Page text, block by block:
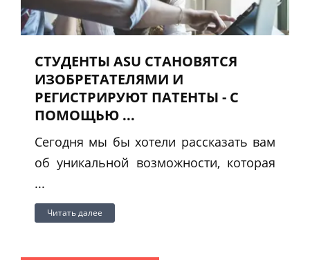
СТУДЕНТЫ ASU СТАНОВЯТСЯ
ИЗОБРЕТАТЕЛЯМИ И
РЕГИСТРИРУЮТ ПАТЕНТЫ - С
ПОМОЩЬЮ ...
Сегодня мы бы хотели рассказать вам
об уникальной возможности, которая
...
Читать далее